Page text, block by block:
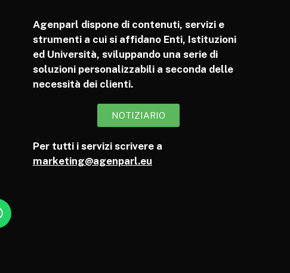
Agenparl dispone di contenuti, servizi e
strumenti a cui si affidano Enti, Istituzioni
ed Università, sviluppando una serie di
soluzioni personalizzabili a seconda delle
necessità dei clienti.
NOTIZIARIO
Per tutti i servizi scrivere a
marketing@agenparl.eu